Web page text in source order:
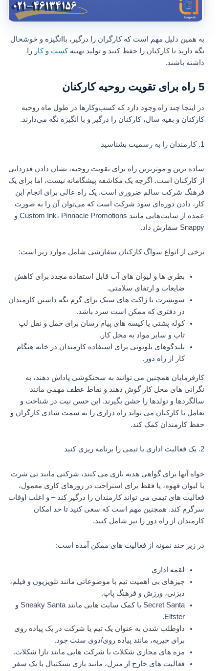
به همین دلیل مهم است که کارگران را درگیر، باانگیزه و خوشحال
نگه دارید تا کارکنان را حفظ کنند و تولید بهینهکسب و کاررا
داشته باشند.
5 راه برای تقویت روحیه کارکنان
در اینجا چند راه وجود دارد که کسب‌وکارها در طول ماه روحیه
کارکنان و بقیه سال، کارکنان را درگیر و با انگیزه نگه می‌دارند.
ساده ترین و موثرترین راه برای تقویت روحیه، نشان دادن قدردانی
از کارکنان است. اگرچه یک مکاشفه پیشگامانه نیست، اما برای یک
فرهنگ شرکت سالم ضروری است. یک راه عالی برای انجام این
کار، دادن دوره‌ای سود شرکت است که می‌توان آن را به صورت
عمده از سایت‌هایی مانند Custom Ink، Pinnacle Promotions و
Snappy سفارش داد.
برخی از انواع سواگ کارکنان سفارشی شامل موارد زیر است:
بطری ها و لیوان های آب قابل استفاده مجدد برای کاهش
ضایعات و ارتقای سلامتی.
سویشرت یا ژاکت های سبک برای گرم نگه داشتن کارمندان
در دفتری که ممکن است سرد باشد.
کوله پشتی یا کیسه های پیام رسان برای حمل و نقل لپ
تاپ و سایر مواد به محل کار.
بلندگوهای بلوتوثی برای استفاده کارمندان در خانه هنگام
کار از راه دور.
کارفرمایان همچنین می توانند به سختکوشی پاداش دهند، به
نگرانی های محل کار گوش دهند و نقاط عطف مهمی مانند
سالگردها و تولدها را جشن بگیرند. این حسن نیت در شناخت و
تعامل با کارکنان می تواند راه درازی را به سمت شادی کارگران و
حفظ کارمندان کمک کند.
2. یک فعالیت اداری یا تیمی را برنامه ریزی کنید
خواه آنها برای گواهی هدیه بازی می کنند، شرکتی مانند تی شرت
یا لیوان قهوه، یا فقط برای استراحت در روزهای کاری معمول،
فعالیت های تیمی می تواند کارمندان را درگیر کند – و اغلب اوقات
سرگرم کند. همچنین مهم است که سعی کنید تا حد امکان
کارمندان از راه دور را نیز شامل کنید.
در زیر چند نمونه از فعالیت های ممکن آمده است:
لقمه اداری
چیزهای بی اهمیت تیم با موضوعاتی مانند تلویزیون و فیلم،
دیزنی، ورزش و فرهنگ پاپ.
Secret Santa با کمک سایت هایی مانند Sneaky Santa و
Elfster.
داوطلب شدن به عنوان یک تیم یا شرکت در یک پیاده روی
برای خیریه، مانند پیاده روی/دوی سنت جود.
مزه های مجازی شکلات با شرکت هایی مانند تازا شکلات.
فعالیت های خارج از منزل، مانند بازی بسکتبال یا یک سفر